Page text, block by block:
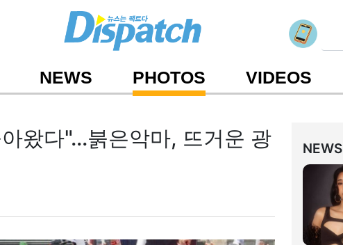
NEWS PHOTOS VIDEOS
왔다"...붉은악마, 뜨거운 광 NEWS